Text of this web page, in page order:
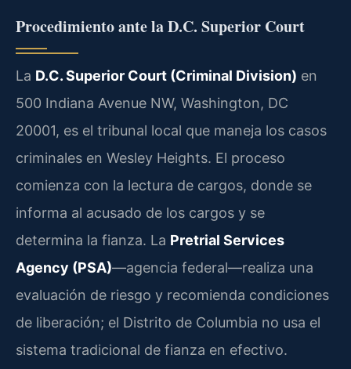
Procedimiento ante la D.C. Superior Court
La D.C. Superior Court (Criminal Division) en
500 Indiana Avenue NW, Washington, DC
20001, es el tribunal local que maneja los casos
criminales en Wesley Heights. El proceso
comienza con la lectura de cargos, donde se
informa al acusado de los cargos y se
determina la fianza. La Pretrial Services
Agency (PSA)—agencia federal—realiza una
evaluación de riesgo y recomienda condiciones
de liberación; el Distrito de Columbia no usa el
sistema tradicional de fianza en efectivo.